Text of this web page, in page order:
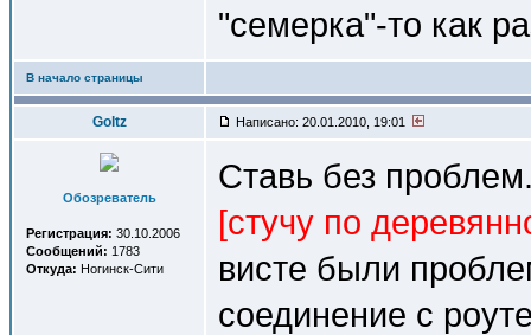
"семерка"-то как
В начало страницы
Goltz Написано: 20.01.2010, 19:01
Обозреватель
Регистрация: 30.10.2006
Сообщений: 1783
Откуда: Ногинск-Сити
Ставь без
[стучу по
висте были
соединение с